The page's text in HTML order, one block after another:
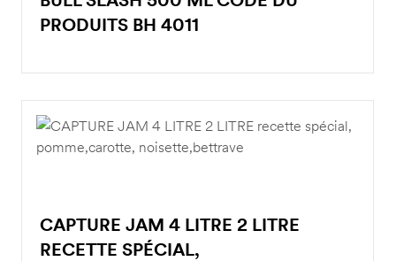
PRODUITS BH 4011
CAPTURE JAM 4 LITRE 2 LITRE
RECETTE SPÉCIAL,